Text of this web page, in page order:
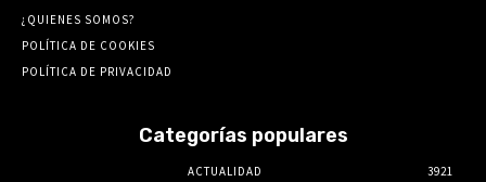
¿QUIENES SOMOS?
POLÍTICA DE COOKIES
POLÍTICA DE PRIVACIDAD
Categorías populares
ACTUALIDAD
3921